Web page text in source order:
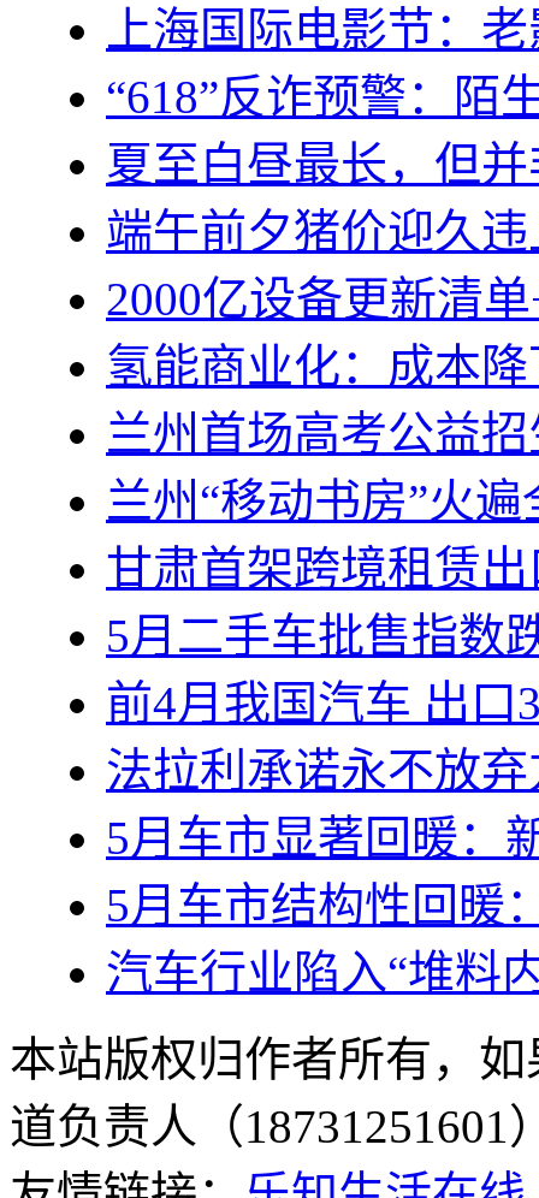
上海国际电影节：
“618”反诈预警：陌
夏至白昼最长，但
端午前夕猪价迎久
2000亿设备更新清
氢能商业化：成本
兰州首场高考公益
兰州“移动书房”火
甘肃首架跨境租赁
5月二手车批售指数
前4月我国汽车 出口
法拉利承诺永不放
5月车市显著回暖：
5月车市结构性回暖
汽车行业陷入“堆料
本站版权归作者所有，
道负责人（